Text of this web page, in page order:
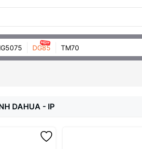
DG85 TM70
DAHUA - IP